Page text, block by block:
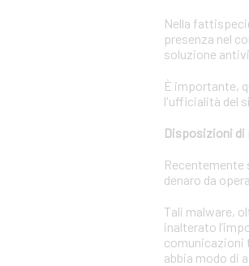
Nella
presenza nel
soluzione
È importante,
l'ufficialità del
Disposizioni di
Recentemente
denaro da
Tali malware,
inalterato
comunicazioni
abbia modo di